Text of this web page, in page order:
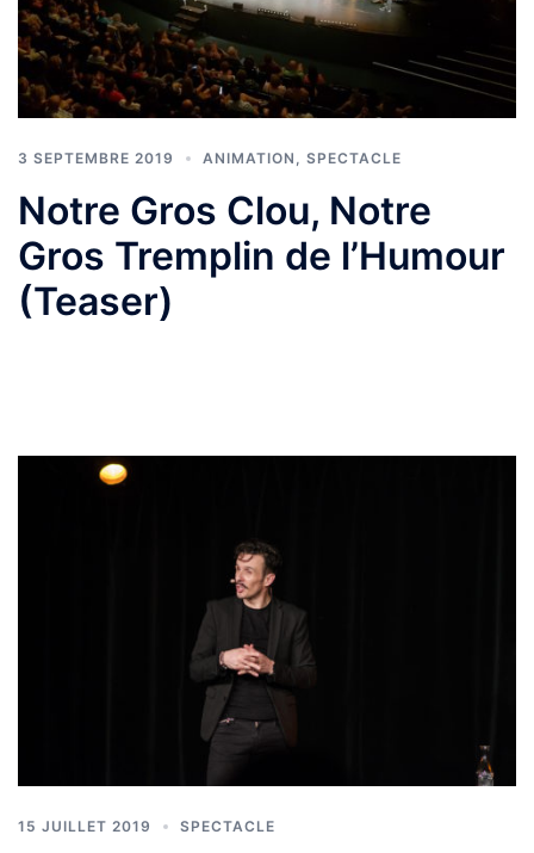
3 SEPTEMBRE 2019 ANIMATION SPECTACLE
Notre Gros Clou, Notre
Gros Tremplin de l’Humour
(Teaser)
15 JUILLET 2019 SPECTACLE